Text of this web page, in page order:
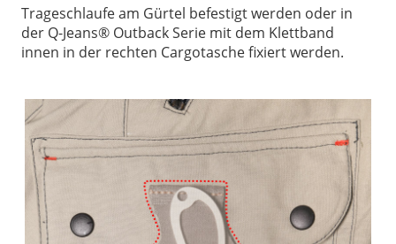
Trageschlaufe am Gürtel befestigt werden oder in
der Q-Jeans® Outback Serie mit dem Klettband
innen in der rechten Cargotasche fixiert werden.